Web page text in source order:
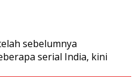
sebelumnya
serial India, kini